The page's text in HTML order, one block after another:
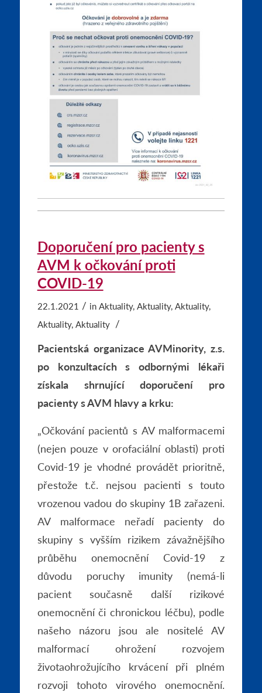
Doporučení pro pacienty s
AVM k očkování proti
COVID-19
22.1.2021 / inAktuality,Aktuality,Aktuality,
Aktuality,Aktuality /
Pacientská organizace AVMinority, z.s.
po konzultacích s odbornými lékaři
získala shrnující doporučení pro
pacienty s AVM hlavy a krku:
„Očkování pacientů s AV malformacemi
(nejen pouze v orofaciální oblasti) proti
Covid-19 je vhodné provádět prioritně,
přestože t.č. nejsou pacienti s touto
vrozenou vadou do skupiny 1B zařazeni.
AV malformace neřadí pacienty do
skupiny s vyšším rizikem závažnějšího
průběhu onemocnění Covid-19 z
důvodu poruchy imunity (nemá-li
pacient současně další rizikové
onemocnění či chronickou léčbu), podle
našeho názoru jsou ale nositelé AV
malformací ohrožení rozvojem
životaohrožujícího krvácení při plném
rozvoji tohoto virového onemocnění.